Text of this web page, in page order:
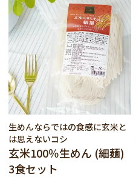
生めんならではの食感に玄米と
は思えないコシ
玄米100％生めん (細麺)
3食セット